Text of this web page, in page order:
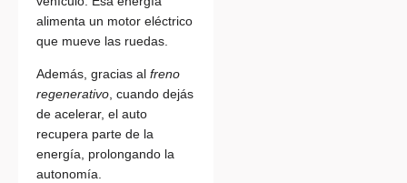
alimenta un motor eléctrico
que mueve las ruedas.
Además, gracias al freno
regenerativo , cuando dejás
de acelerar, el auto
recupera parte de la
energía, prolongando la
autonomía.